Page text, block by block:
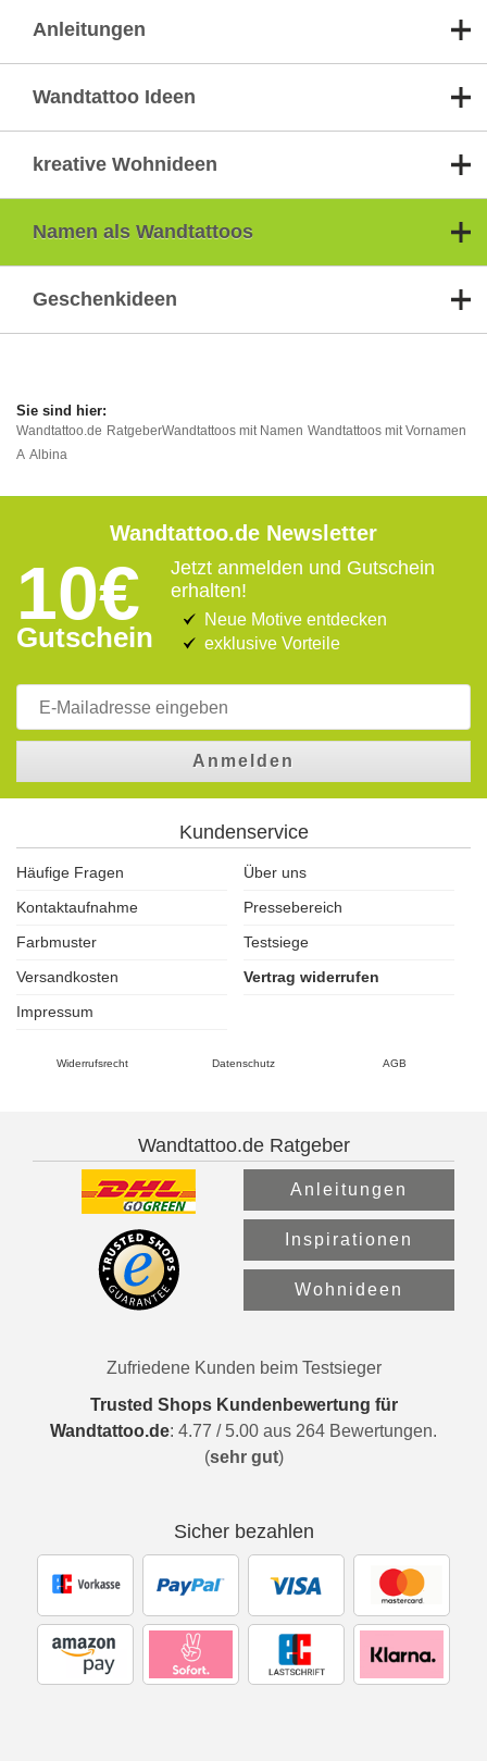
Anleitungen
Wandtattoo Ideen
kreative Wohnideen
Namen als Wandtattoos
Geschenkideen
Wandtattoo.de RatgeberWandtattoos mit Namen Wandtattoos mit Vornamen
A Albina
Wandtattoo.de Newsletter
10€
Gutschein
Jetzt anmelden und Gutschein
erhalten!
Neue Motive entdecken
exklusive Vorteile
Anmelden
Kundenservice
Häufige Fragen
Über uns
Kontaktaufnahme
Pressebereich
Farbmuster
Testsiege
Versandkosten
Vertrag widerrufen
Impressum
Widerrufsrecht Datenschutz AGB
Wandtattoo.de Ratgeber
Anleitungen
Inspirationen
Wohnideen
Zufriedene Kunden beim Testsieger
Trusted Shops Kundenbewertung für
Wandtattoo.de: 4.77 / 5.00 aus 264 Bewertungen.
(sehr gut)
Sicher bezahlen